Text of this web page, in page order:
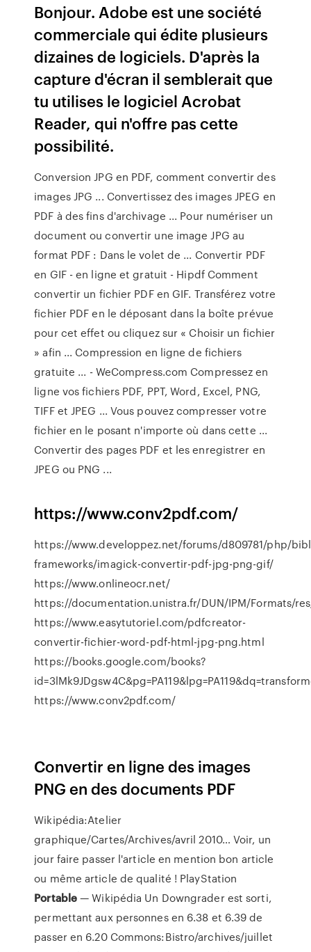
Bonjour. Adobe est une société
commerciale qui édite plusieurs
dizaines de logiciels. D'après la
capture d'écran il semblerait que
tu utilises le logiciel Acrobat
Reader, qui n'offre pas cette
possibilité.
Conversion JPG en PDF, comment convertir des
images JPG ... Convertissez des images JPEG en
PDF à des fins d'archivage ... Pour numériser un
document ou convertir une image JPG au
format PDF : Dans le volet de ... Convertir PDF
en GIF - en ligne et gratuit - Hipdf Comment
convertir un fichier PDF en GIF. Transférez votre
fichier PDF en le déposant dans la boîte prévue
pour cet effet ou cliquez sur « Choisir un fichier
» afin ... Compression en ligne de fichiers
gratuite ... - WeCompress.com Compressez en
ligne vos fichiers PDF, PPT, Word, Excel, PNG,
TIFF et JPEG ... Vous pouvez compresser votre
fichier en le posant n'importe où dans cette ...
Convertir des pages PDF et les enregistrer en
JPEG ou PNG ...
https://www.conv2pdf.com/
https://www.developpez.net/forums/d809781/php/
frameworks/imagick-convertir-pdf-jpg-png-gif/
https://www.onlineocr.net/
https://documentation.unistra.fr/DUN/IPM/Formats/
https://www.easytutoriel.com/pdfcreator-
convertir-fichier-word-pdf-html-jpg-png.html
https://books.google.com/books?
https://www.conv2pdf.com/
Convertir en ligne des images
PNG en des documents PDF
Wikipédia:Atelier
graphique/Cartes/Archives/avril 2010… Voir, un
jour faire passer l'article en mention bon article
ou même article de qualité ! PlayStation
Portable— Wikipédia Un Downgrader est sorti,
permettant aux personnes en 6.38 et 6.39 de
passer en 6.20 Commons:Bistro/archives/juillet